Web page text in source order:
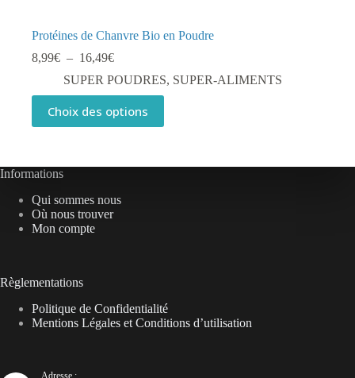
Protéines de Chanvre Bio en Poudre
8,99€ – 16,49€Plage
prix :
à
16,49€
SUPER POUDRES, SUPER-ALIMENTS
Choix des options
produit
a
Les
peuvent
être
choisies
du
produit
Informations
Qui sommes nous
Où nous trouver
Mon compte
Règlementations
Politique de Confidentialité
Mentions Légales et Conditions d’utilisation
Adresse :